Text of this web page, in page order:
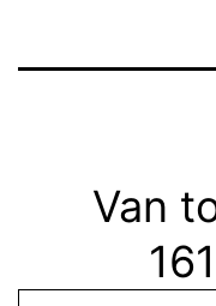
Van